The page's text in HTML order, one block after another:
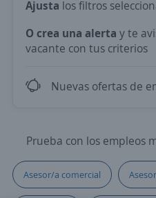
Ajusta los filtros
O crea una alerta y te
vacante con tus criterios
Nuevas ofertas de
Prueba con los empleos
Asesor/a comercial